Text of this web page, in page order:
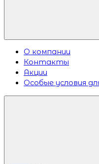
О компании
Контакты
Акции
Особые условия